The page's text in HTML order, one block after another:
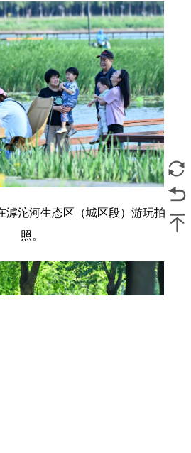
滹沱河生态区（城区段）游玩拍
照。